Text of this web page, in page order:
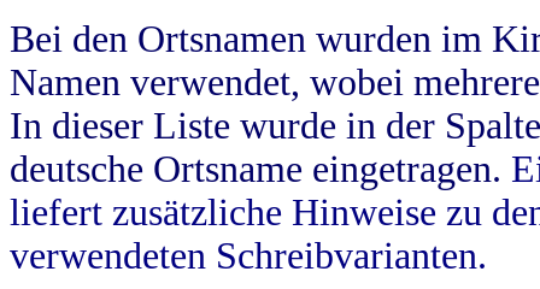
Bei den Ortsnamen wurden im
Namen verwendet, wobei
In dieser Liste wurde in der
deutsche Ortsname eingetragen.
liefert zusätzliche Hinweise zu
verwendeten Schreibvarianten.